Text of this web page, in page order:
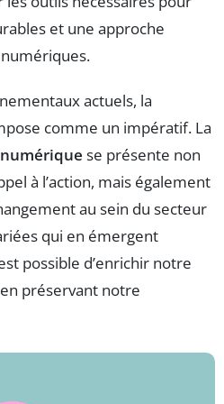
et une approche
actuels, la
comme un impératif. La
se présente non
à l’action, mais également
au sein du secteur
qui en émergent
possible d’enrichir notre
préservant notre